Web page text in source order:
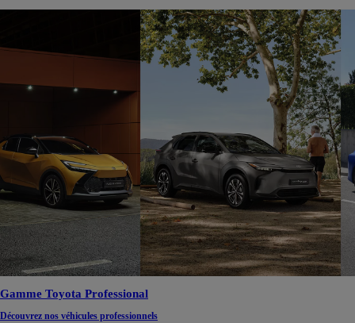
Gamme Toyota Professional
Découvrez nos véhicules professionnels